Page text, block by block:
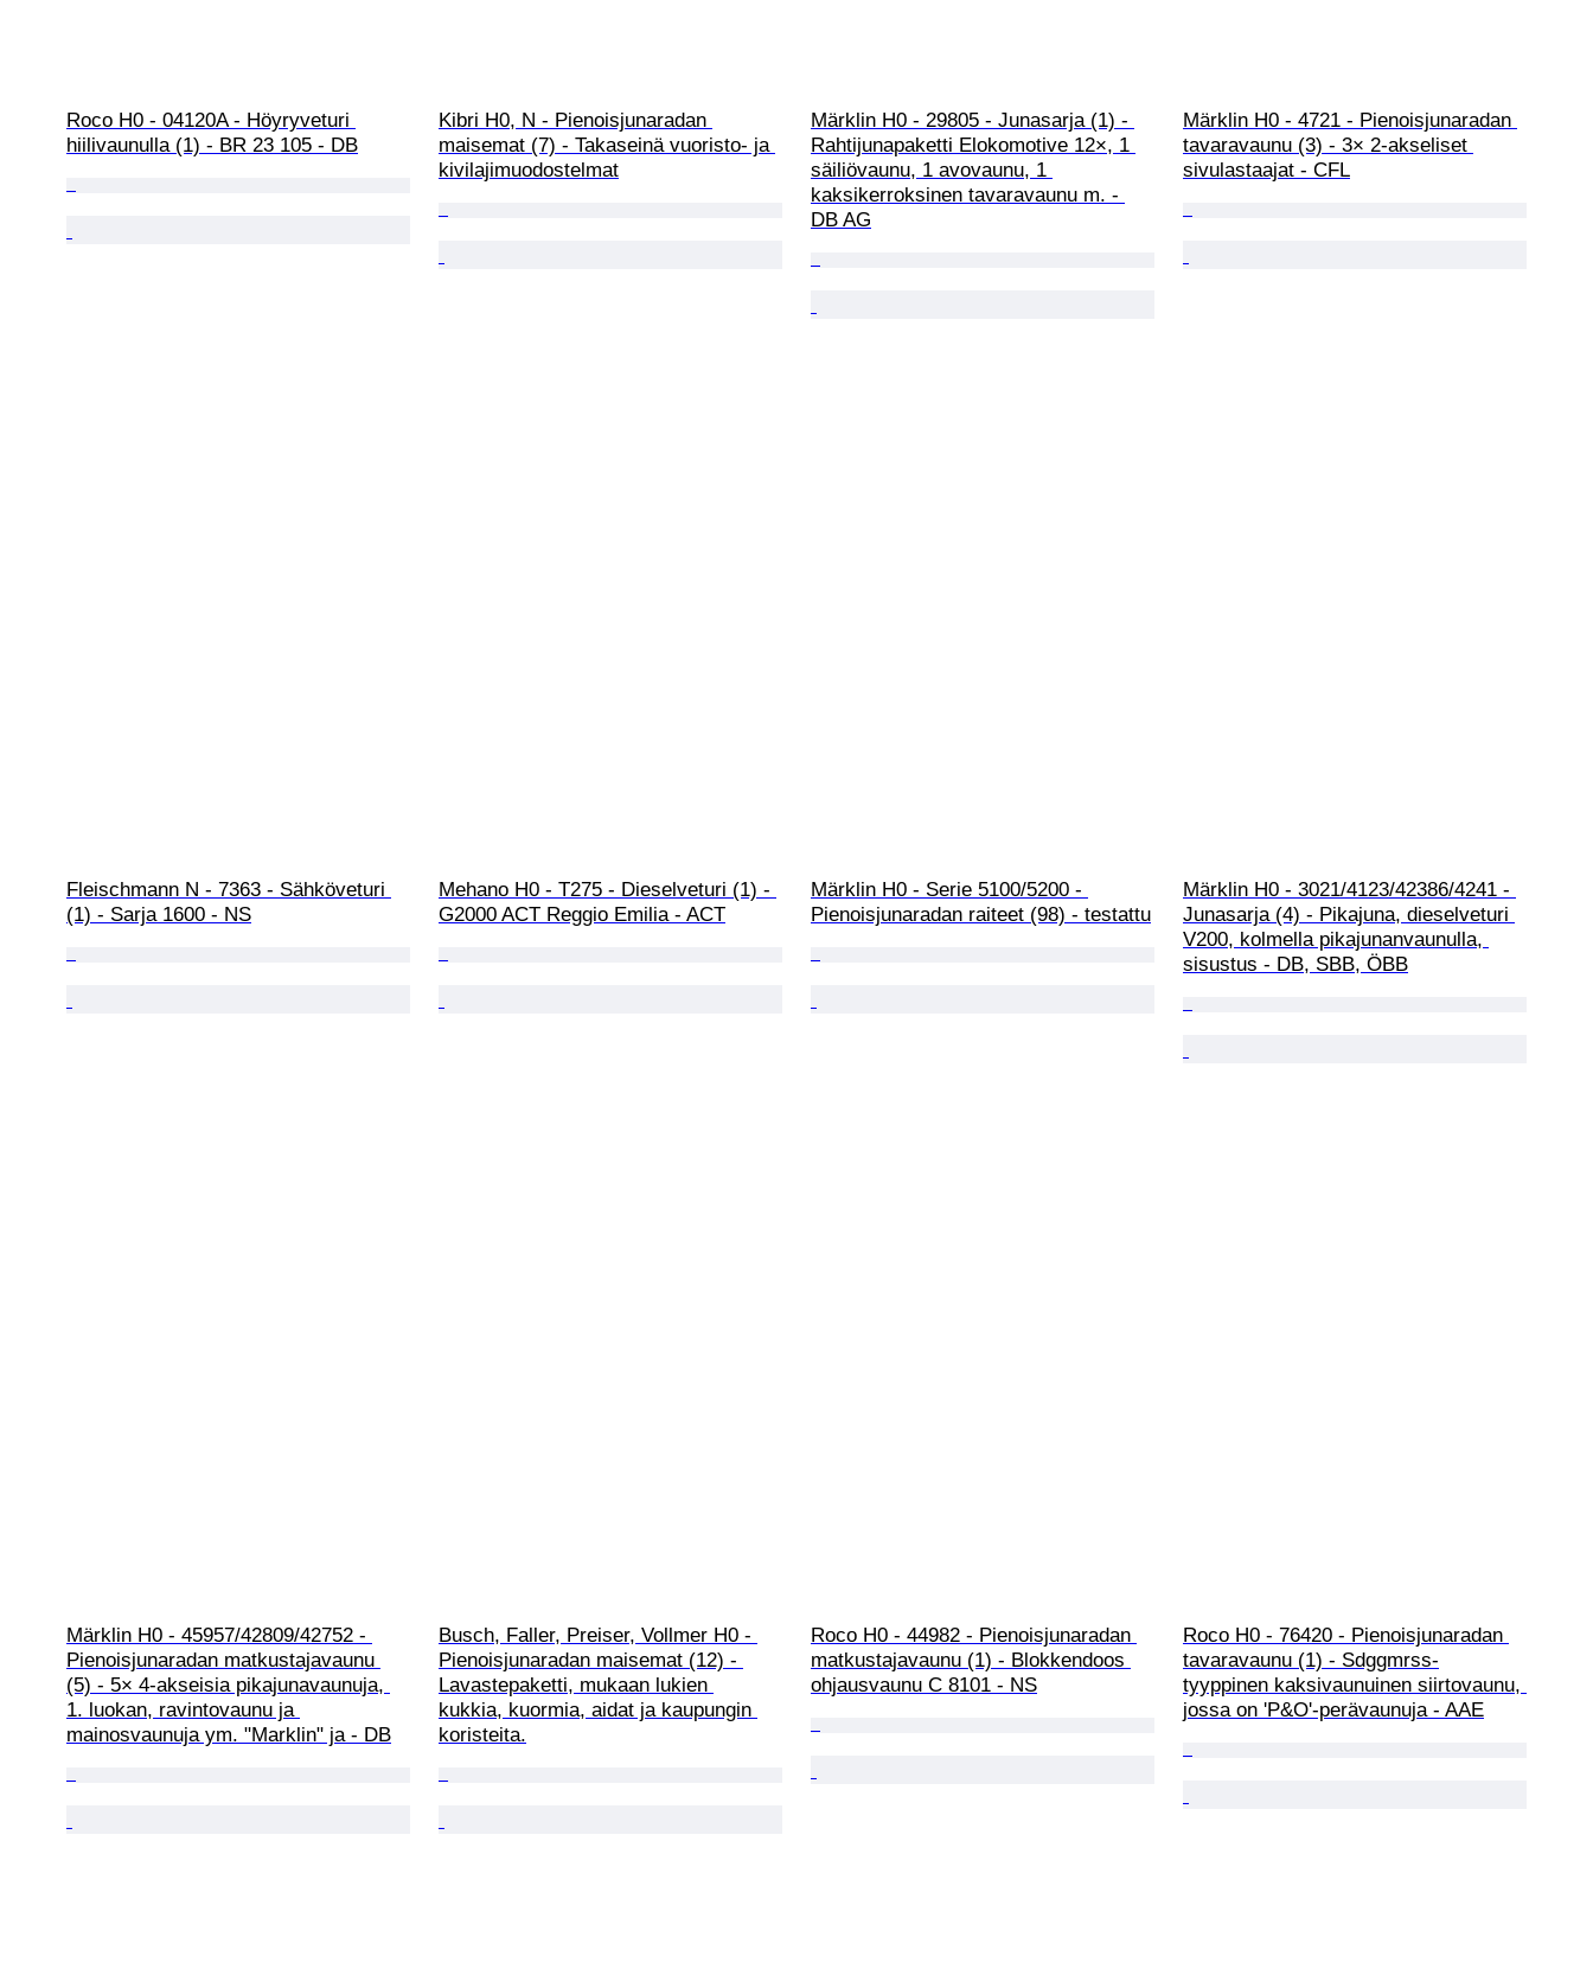
Roco H0 - 04120A - Höyryveturi
hiilivaunulla (1) - BR 23 105 - DB
Kibri H0, N - Pienoisjunaradan
maisemat (7) - Takaseinä vuoristo- ja
kivilajimuodostelmat
Märklin H0 - 29805 - Junasarja (1) -
Rahtijunapaketti Elokomotive 12×, 1
säiliövaunu, 1 avovaunu, 1
kaksikerroksinen tavaravaunu m. -
DB AG
Märklin H0 - 4721 - Pienoisjunaradan
tavaravaunu (3) - 3× 2-akseliset
sivulastaajat - CFL
Fleischmann N - 7363 - Sähköveturi
(1) - Sarja 1600 - NS
Mehano H0 - T275 - Dieselveturi (1) -
G2000 ACT Reggio Emilia - ACT
Märklin H0 - Serie 5100/5200 -
Pienoisjunaradan raiteet (98) - testattu
Märklin H0 - 3021/4123/42386/4241 -
Junasarja (4) - Pikajuna, dieselveturi
V200, kolmella pikajunanvaunulla,
sisustus - DB, SBB, ÖBB
Märklin H0 - 45957/42809/42752 -
Pienoisjunaradan matkustajavaunu
(5) - 5× 4-akseisia pikajunavaunuja,
1. luokan, ravintovaunu ja
mainosvaunuja ym. "Marklin" ja - DB
Busch, Faller, Preiser, Vollmer H0 -
Pienoisjunaradan maisemat (12) -
Lavastepaketti, mukaan lukien
kukkia, kuormia, aidat ja kaupungin
koristeita.
Roco H0 - 44982 - Pienoisjunaradan
matkustajavaunu (1) - Blokkendoos
ohjausvaunu C 8101 - NS
Roco H0 - 76420 - Pienoisjunaradan
tavaravaunu (1) - Sdggmrss-
tyyppinen kaksivaunuinen siirtovaunu,
jossa on 'P&O'-perävaunuja - AAE